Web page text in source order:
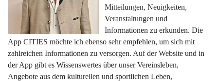
Mitteilungen, Neuigkeiten,
Veranstaltungen und
Informationen zu erkunden. Die
App CITIES möchte ich ebenso sehr empfehlen, um sich mit
zahlreichen Informationen zu versorgen. Auf der Website und in
der App gibt es Wissenswertes über unser Vereinsleben,
Angebote aus dem kulturellen und sportlichen Leben,